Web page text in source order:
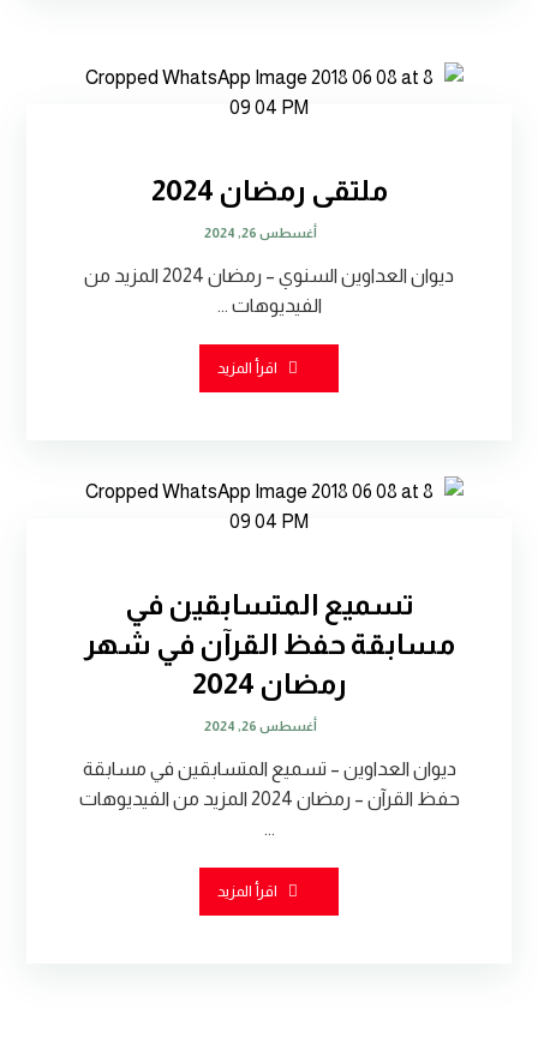
ملتقى رمضان 2024
أغسطس 26, 2024
ديوان العداوين السنوي – رمضان 2024 المزيد من
الفيديوهات ...
اقرأ المزيد
تسميع المتسابقين في
مسابقة حفظ القرآن في شهر
رمضان 2024
أغسطس 26, 2024
ديوان العداوين – تسميع المتسابقين في مسابقة
حفظ القرآن – رمضان 2024 المزيد من الفيديوهات
...
اقرأ المزيد